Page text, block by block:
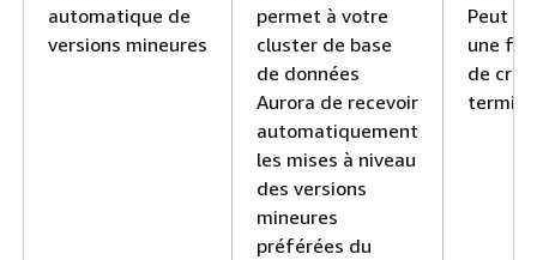
automatique de
versions mineures
permet à votre
cluster de base
de données
Aurora de recevoir
automatiquement
les mises à niveau
des versions
mineures
préférées du
Peut
une
de